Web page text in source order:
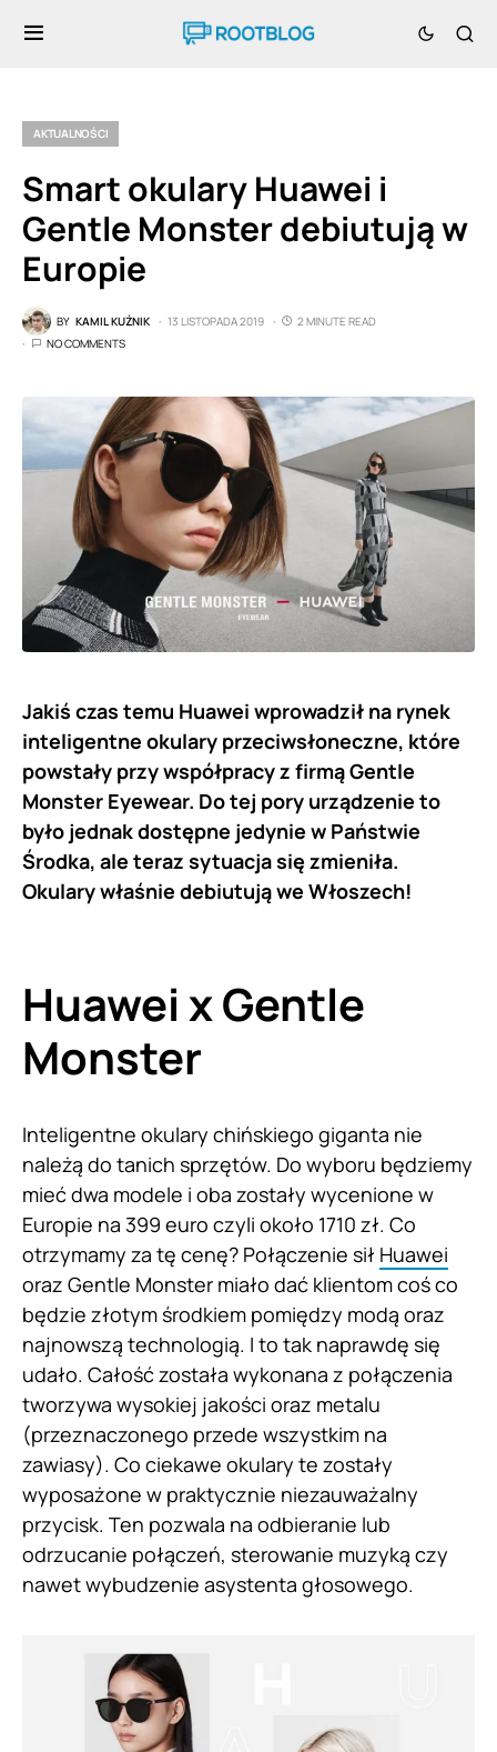
AKTUALNOŚCI
Smart okulary Huawei i
Gentle Monster debiutują w
Europie
BY KAMIL KUŹNIK 13 LISTOPADA 2019
2 MINUTE READ
NO COMMENTS
Jakiś czas temu Huawei wprowadził na rynek
inteligentne okulary przeciwsłoneczne, które
powstały przy współpracy z firmą Gentle
Monster Eyewear. Do tej pory urządzenie to
było jednak dostępne jedynie w Państwie
Środka, ale teraz sytuacja się zmieniła.
Okulary właśnie debiutują we Włoszech!
Huawei x Gentle
Monster
Inteligentne okulary chińskiego giganta nie
należą do tanich sprzętów. Do wyboru będziemy
mieć dwa modele i oba zostały wycenione w
Europie na 399 euro czyli około 1710 zł. Co
otrzymamy za tę cenę? Połączenie sił Huawei
oraz Gentle Monster miało dać klientom coś co
będzie złotym środkiem pomiędzy modą oraz
najnowszą technologią. I to tak naprawdę się
udało. Całość została wykonana z połączenia
tworzywa wysokiej jakości oraz metalu
(przeznaczonego przede wszystkim na
zawiasy). Co ciekawe okulary te zostały
wyposażone w praktycznie niezauważalny
przycisk. Ten pozwala na odbieranie lub
odrzucanie połączeń, sterowanie muzyką czy
nawet wybudzenie asystenta głosowego.